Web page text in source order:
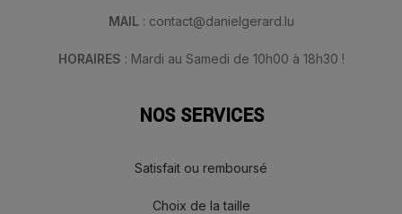
MAIL : contact@danielgerard.lu
HORAIRES : Mardi au Samedi de 10h00 à 18h30 !
NOS SERVICES
Satisfait ou remboursé
Choix de la taille